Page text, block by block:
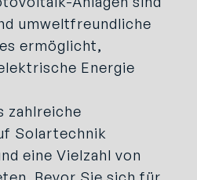
umweltfreundliche
ermöglicht,
Energie
zahlreiche
Solartechnik
eine Vielzahl von